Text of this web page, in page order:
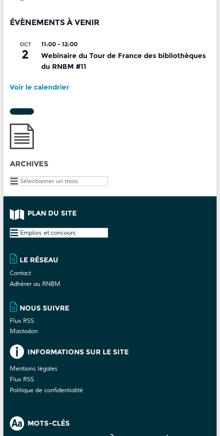
ÉVÈNEMENTS À VENIR
OCT
2
11:00- 12:00
Webinaire du Tour de France des bibliothèques
du RNBM #11
Voir le calendrier
ARCHIVES
Archives
PLAN DU SITE
Plan
site
LE RÉSEAU
Contact
Adhérer au RNBM
NOUS SUIVRE
Flux RSS
Mastodon
INFORMATIONS SUR LE SITE
Mentions légales
Flux RSS
Politique de confidentialité
MOTS-CLÉS